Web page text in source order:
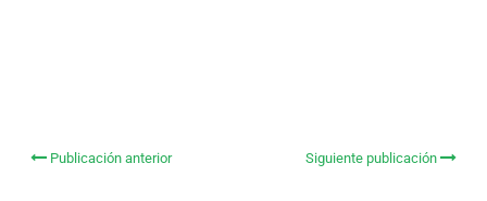
Publicación anterior Siguiente publicación